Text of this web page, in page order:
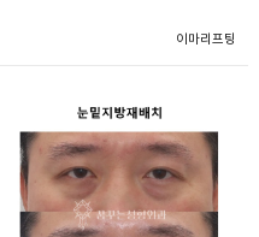
이마리프팅